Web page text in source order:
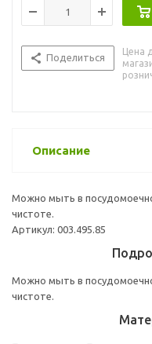
Поделиться
Цена
Описание
Можно мыть в
чистоте.
Артикул: 003.495.85
Можно мыть в
чистоте.